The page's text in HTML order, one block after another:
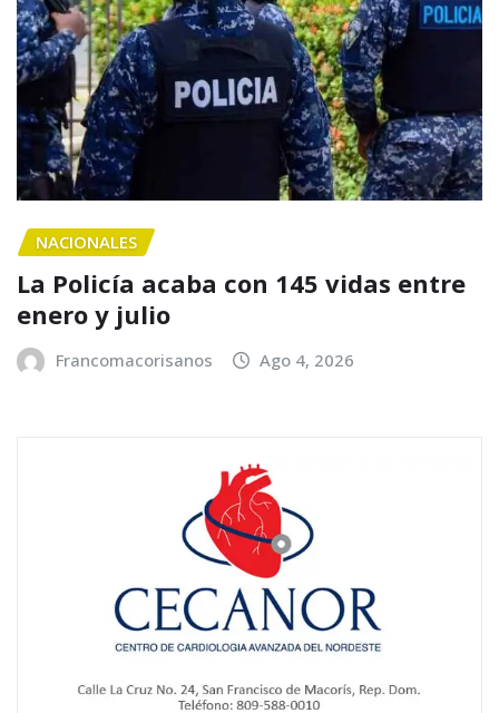
NACIONALES
La Policía acaba con 145 vidas entre
enero y julio
Francomacorisanos Ago 4, 2026